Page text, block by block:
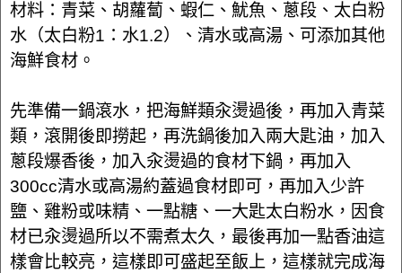
材料：青菜、胡蘿蔔、蝦仁、魷魚、蔥段、太白粉
水（太白粉1：水1.2）、清水或高湯、可添加其他
海鮮食材。
先準備一鍋滾水，把海鮮類汆燙過後，再加入青菜
類，滾開後即撈起，再洗鍋後加入兩大匙油，加入
蔥段爆香後，加入汆燙過的食材下鍋，再加入
300cc清水或高湯約蓋過食材即可，再加入少許
鹽、雞粉或味精、一點糖、一大匙太白粉水，因食
材已汆燙過所以不需煮太久，最後再加一點香油這
樣會比較亮，這樣即可盛起至飯上，這樣就完成海